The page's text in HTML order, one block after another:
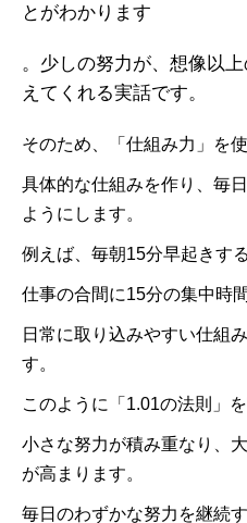
とがわかります
。少しの努力が、想像以
えてくれる実話です。
そのため、「仕組み力」を
具体的な仕組みを作り、毎
ようにします。
例えば、毎朝15分早起きする
仕事の合間に15分の集中時
日常に取り込みやすい仕組
す。
このように「1.01の法則」
小さな努力が積み重なり、
が高まります。
毎日のわずかな努力を継続す